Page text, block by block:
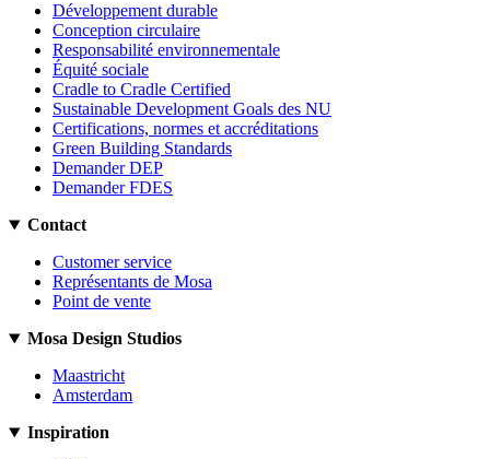
Développement durable
Conception circulaire
Responsabilité environnementale
Équité sociale
Cradle to Cradle Certified
Sustainable Development Goals des NU
Certifications, normes et accréditations
Green Building Standards
Demander DEP
Demander FDES
Contact
Customer service
Représentants de Mosa
Point de vente
Mosa Design Studios
Maastricht
Amsterdam
Inspiration